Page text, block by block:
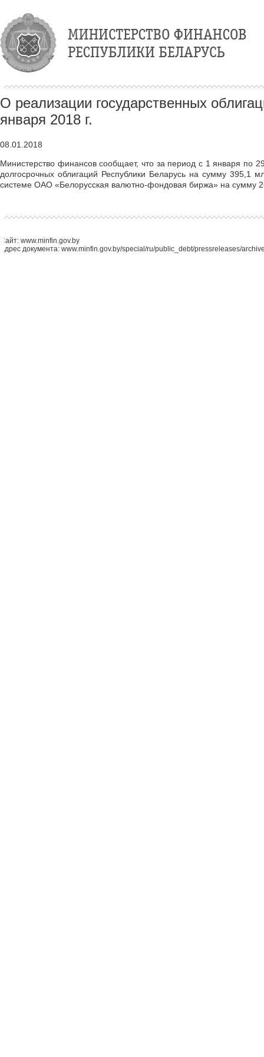
О реализации государственных
января 2018 г.
08.01.2018
Министерство финансов сообщает, что за период с 1 января по
долгосрочных облигаций Республики Беларусь на сумму
системе ОАО «Белорусская валютно-фондовая биржа» на
Сайт: www.minfin.gov.by
Адрес документа: www.minfin.gov.by/special/ru/public_debt/pressreleases/